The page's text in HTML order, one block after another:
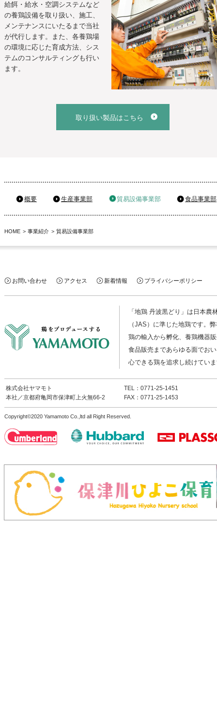
給餌・給水・空調システムなど
の養鶏設備を取り扱い、施工、
メンテナンスにいたるまで当社
が代行します。また、各養鶏場
の環境に応じた育成方法、シス
テムのコンサルティングも行い
ます。
取り扱い製品はこちら
概要 生産事業部 貿易設備事業部 食品事業部
HOME 事業紹介 貿易設備事業部
お問い合わせ アクセス 新着情報 プライバシーポリシー
「地鶏 丹波黒どり」は日本農
（JAS）に準じた地鶏です。
鶏の輸入から孵化、養鶏機器
食品販売まであらゆる面でお
心できる鶏を追求し続けてい
株式会社ヤマモト
本社／京都府亀岡市保津町上火無66-2
TEL：0771-25-1451
FAX：0771-25-1453
Copyright©2020 Yamamoto Co.,ltd all Right Reserved.